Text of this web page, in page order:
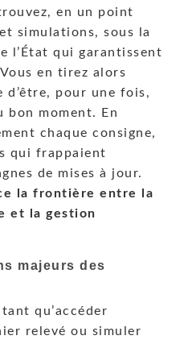
en un point
simulations, sous la
l’État qui garantissent
en tirez alors
d’être, pour une fois,
bon moment. En
chaque consigne,
qui frappaient
de mises à jour.
la frontière entre la
et la gestion
majeurs des
qu’accéder
relevé ou simuler